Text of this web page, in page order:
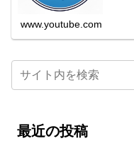
www.youtube.com
最近の投稿